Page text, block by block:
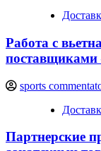
Работа с
поставщиками
sports
Партнерские